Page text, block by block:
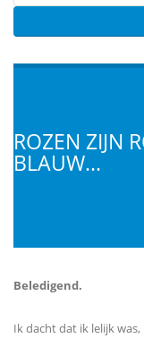
ROZEN ZIJN
BLAUW...
Beledigend.
Ik dacht dat ik lelijk